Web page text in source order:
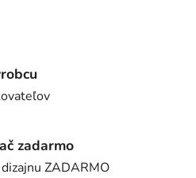
zadarmo
ZADARMO